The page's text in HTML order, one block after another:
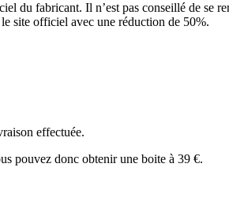
du fabricant. Il n’est pas conseillé de se
site officiel avec une réduction de 50%.
effectuée.
pouvez donc obtenir une boite à 39 €.